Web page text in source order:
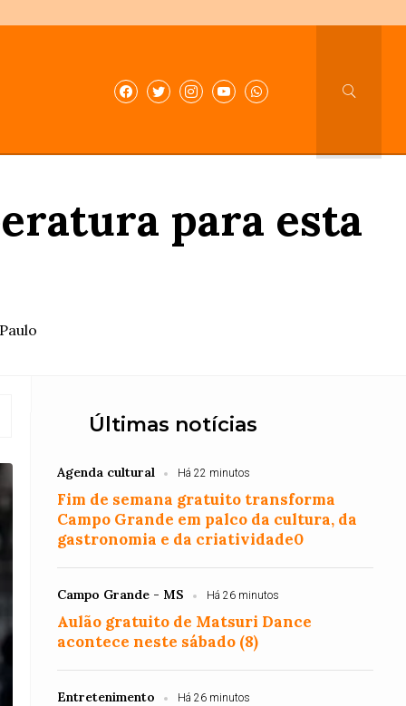
para esta
Últimas notícias
Agenda cultural Há 22 minutos
Fim de semana gratuito transforma
Campo Grande em palco da cultura, da
gastronomia e da criatividade0
Campo Grande - MS Há 26 minutos
Aulão gratuito de Matsuri Dance
acontece neste sábado (8)
Entretenimento Há 26 minutos